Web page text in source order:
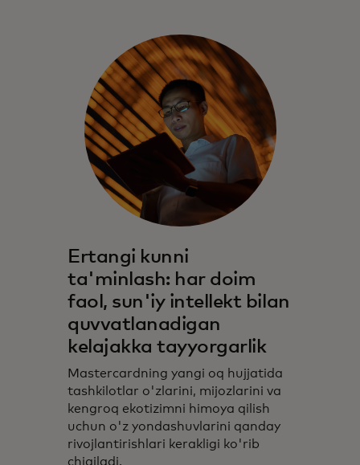
Ertangi kunni
ta'minlash: har doim
faol, sun'iy intellekt bilan
quvvatlanadigan
kelajakka tayyorgarlik
Mastercardning yangi oq hujjatida
tashkilotlar o'zlarini, mijozlarini va
kengroq ekotizimni himoya qilish
uchun o'z yondashuvlarini qanday
rivojlantirishlari kerakligi ko'rib
chiqiladi.